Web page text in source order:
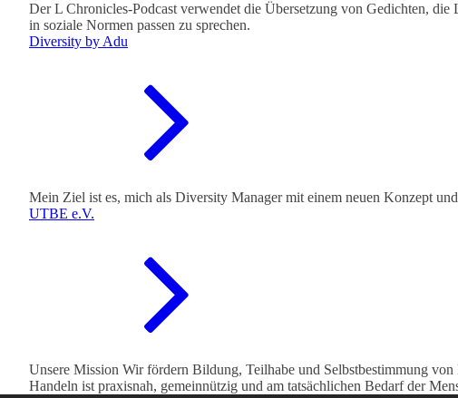
Der L Chronicles-Podcast verwendet die Übersetzung von Gedichten,
in soziale Normen passen zu sprechen.
Diversity by Adu
Mein Ziel ist es, mich als Diversity Manager mit einem neuen Konzept
UTBE e.V.
Unsere Mission Wir fördern Bildung, Teilhabe und Selbstbestimmung
Handeln ist praxisnah, gemeinnützig und am tatsächlichen Bedarf der